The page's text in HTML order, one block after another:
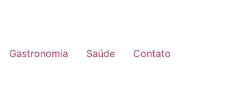
Gastronomia Saúde Contato